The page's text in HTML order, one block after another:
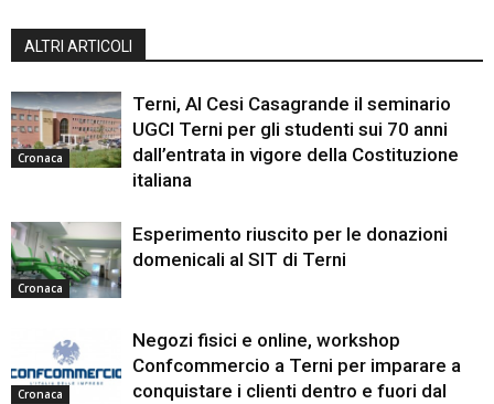
ALTRI ARTICOLI
Cronaca
Terni, Al Cesi Casagrande il seminario
UGCI Terni per gli studenti sui 70 anni
dall’entrata in vigore della Costituzione
italiana
Cronaca
Esperimento riuscito per le donazioni
domenicali al SIT di Terni
Cronaca
Negozi fisici e online, workshop
Confcommercio a Terni per imparare a
conquistare i clienti dentro e fuori dal